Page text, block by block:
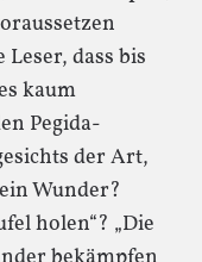
dass bis
kaum
Pegida-
der Art,
Wunder?
holen“? „Die